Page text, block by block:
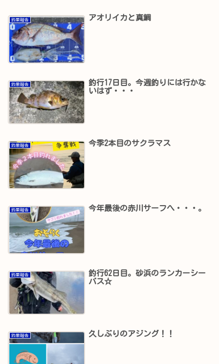
釣果報告 アオリイカと真鯛
釣果報告
釣行17日目。今週釣りには行かな
いはず・・・
釣果報告 今季2本目のサクラマス
釣果報告 今年最後の赤川サーフへ・・・。
釣果報告
釣行62日目。砂浜のランカーシー
バス☆
釣果報告 久しぶりのアジング！！